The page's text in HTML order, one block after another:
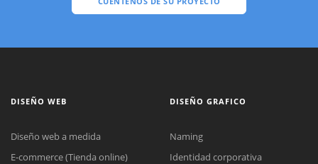
DISEÑO WEB
Diseño web a medida
E-commerce (Tienda online)
DISEÑO GRAFICO
Naming
Identidad corporativa